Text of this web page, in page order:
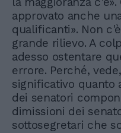
approvato anche
qualificanti». Non
grande rilievo. A
adesso ostentare
errore. Perché,
significativo quanto
dei senatori
dimissioni dei
sottosegretari che